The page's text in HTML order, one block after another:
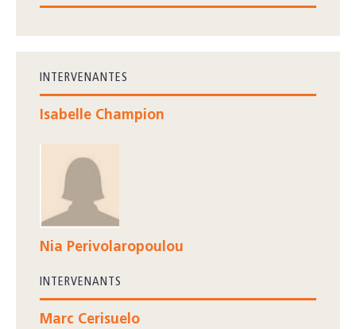
INTERVENANTES
Isabelle Champion
Nia Perivolaropoulou
INTERVENANTS
Marc Cerisuelo